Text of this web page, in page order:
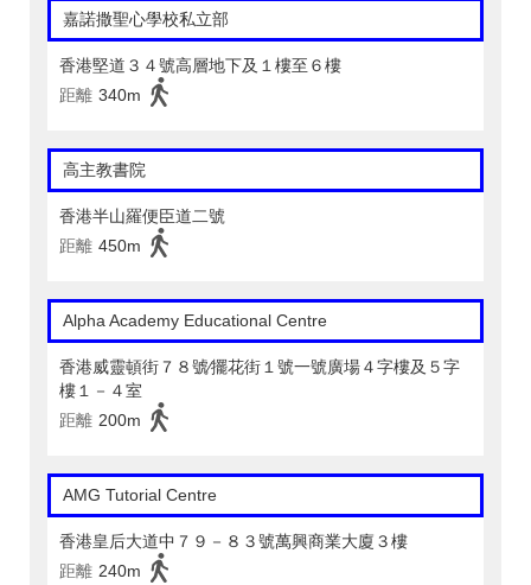
嘉諾撒聖心學校私立部
香港堅道３４號高層地下及１樓至６樓
距離 340m
高主教書院
香港半山羅便臣道二號
距離 450m
Alpha Academy Educational Centre
香港威靈頓街７８號∕擺花街１號一號廣場４字樓及５字
樓１－４室
距離 200m
AMG Tutorial Centre
香港皇后大道中７９－８３號萬興商業大廈３樓
距離 240m